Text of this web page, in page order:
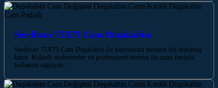
Serdivan 75X75 Cam Duşakabin
Serdivan 75X75 Cam Duşakabin ile banyonuza modern bir dokunuş
katın. Kaliteli malzemeler ve profesyonel montaj ile uzun ömürlü
kullanım sağlayın.…